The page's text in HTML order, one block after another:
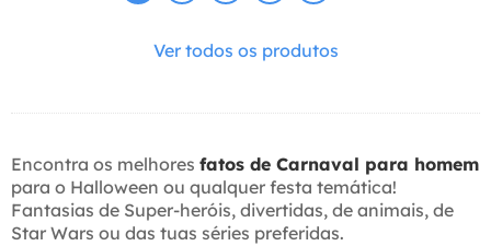
Ver todos os produtos
Encontra os melhores fatos de Carnaval para homem
para o Halloween ou qualquer festa temática!
Fantasias de Super-heróis, divertidas, de animais, de
Star Wars ou das tuas séries preferidas.